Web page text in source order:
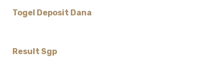
Togel Deposit Dana
Result Sgp